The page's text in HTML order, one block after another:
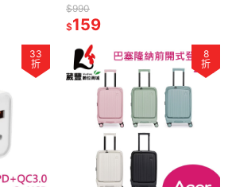
位商
書本式保護殼 原廠皮套 灰色
$990
$159
33
折
8
折